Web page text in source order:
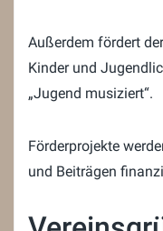
Außerdem fördert
Kinder und
„Jugend musiziert“.
Förderprojekte
und Beiträgen